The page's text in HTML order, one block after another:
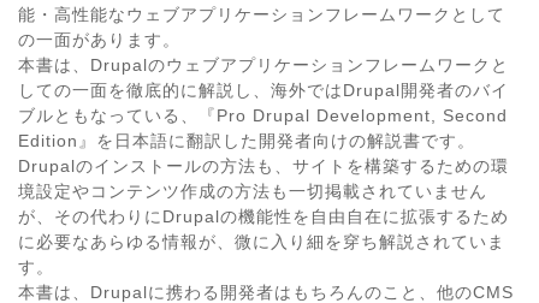
能・高性能なウェブアプリケーションフレームワークとして
の一面があります。
本書は、Drupalのウェブアプリケーションフレームワークと
しての一面を徹底的に解説し、海外ではDrupal開発者のバイ
ブルともなっている、『Pro Drupal Development, Second
Edition』を日本語に翻訳した開発者向けの解説書です。
Drupalのインストールの方法も、サイトを構築するための環
境設定やコンテンツ作成の方法も一切掲載されていません
が、その代わりにDrupalの機能性を自由自在に拡張するため
に必要なあらゆる情報が、微に入り細を穿ち解説されていま
す。
本書は、Drupalに携わる開発者はもちろんのこと、他のCMS